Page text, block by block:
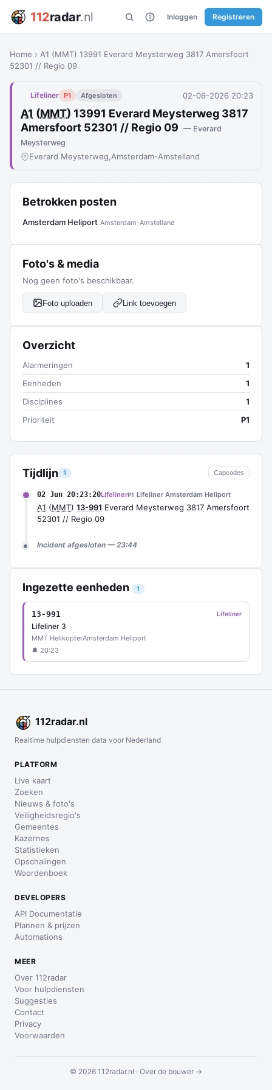
112radar.nl Inloggen Registreren
Home › A1 (MMT) 13991 Everard Meysterweg 3817 Amersfoort
52301 // Regio 09
Lifeliner P1 Afgesloten 02-06-2026 20:23
A1 (MMT) 13991 Everard Meysterweg 3817
Amersfoort 52301 // Regio 09 — Everard
Meysterweg
Everard Meysterweg,Amsterdam-Amstelland
Tijdlijn 1 Capcodes
02 Jun 20:23:20LifelinerP1 Lifeliner Amsterdam Heliport
A1 (MMT) 13-991 Everard Meysterweg 3817 Amersfoort
52301 // Regio 09
Incident afgesloten — 23:44
Ingezette eenheden 1
13-991 Lifeliner
Lifeliner 3
MMT HelikopterAmsterdam Heliport
🔔 20:23
Betrokken posten
Amsterdam Heliport Amsterdam-Amstelland
Foto's & media
Nog geen foto's beschikbaar.
Foto uploaden Link toevoegen
Overzicht
Alarmeringen
1
Eenheden
1
Disciplines
1
Prioriteit
P1
112radar.nl
Realtime hulpdiensten data voor Nederland
PLATFORM
Live kaart
Zoeken
Nieuws & foto's
Veiligheidsregio's
Gemeentes
Kazernes
Statistieken
Opschalingen
Woordenboek
DEVELOPERS
API Documentatie
Plannen & prijzen
Automations
MEER
Over 112radar
Voor hulpdiensten
Suggesties
Contact
Privacy
Voorwaarden
© 2026 112radar.nl · Over de bouwer →